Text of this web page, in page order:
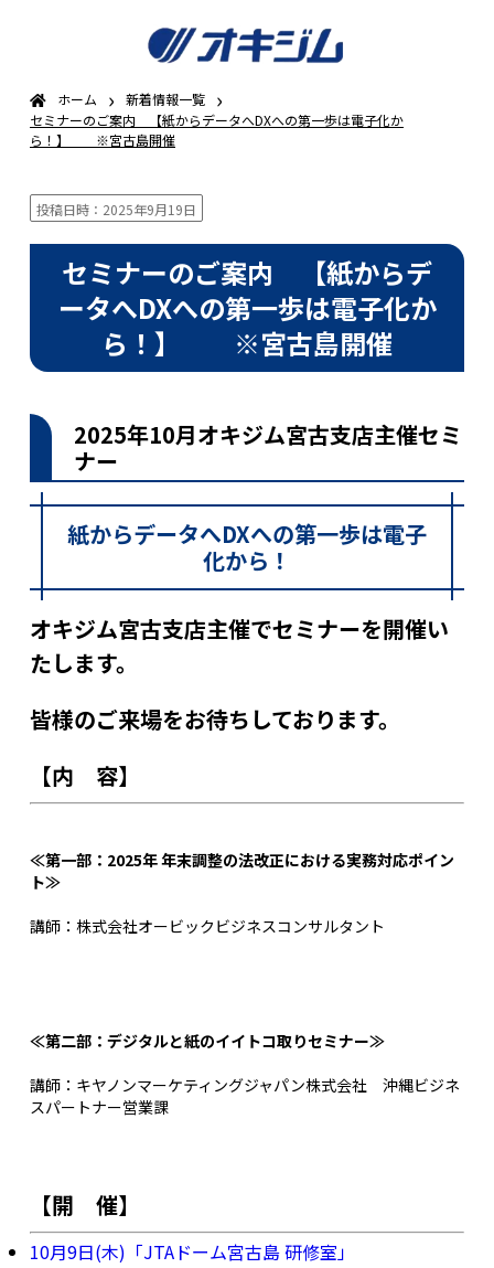
ホーム › 新着情報一覧 ›
セミナーのご案内 【紙からデータへDXへの第一歩は電子化か
ら！】 ※宮古島開催
投稿日時：2025年9月19日
セミナーのご案内 【紙からデ
ータへDXへの第一歩は電子化か
ら！】 ※宮古島開催
2025年10月オキジム宮古支店主催セミ
ナー
紙からデータへDXへの第一歩は電子
化から！
オキジム宮古支店主催でセミナーを開催い
たします。
皆様のご来場をお待ちしております。
【内 容】
≪第一部：2025年 年末調整の法改正における実務対応ポイン
ト≫
講師：株式会社オービックビジネスコンサルタント
≪第二部： デジタルと紙のイイトコ取りセミナー≫
講師：キヤノンマーケティングジャパン株式会社 沖縄ビジネ
スパートナー営業課
【開 催】
10月9日(木)「JTAドーム宮古島 研修室」